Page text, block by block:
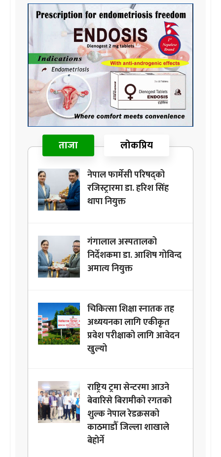
ताजा लोकप्रिय
नेपाल फार्मेसी परिषद्को
रजिस्ट्रारमा डा. हरिश सिंह
थापा नियुक्त
गंगालाल अस्पतालको
निर्देशकमा डा. आशिष गोविन्द
अमात्य नियुक्त
चिकित्सा शिक्षा स्नातक तह
अध्ययनका लागि एकीकृत
प्रवेश परीक्षाको लागि आवेदन
खुल्यो
राष्ट्रिय ट्रमा सेन्टरमा आउने
बेवारिसे बिरामीको रगतको
शुल्क नेपाल रेडक्रसको
काठमाडौँ जिल्ला शाखाले
बेहोर्ने